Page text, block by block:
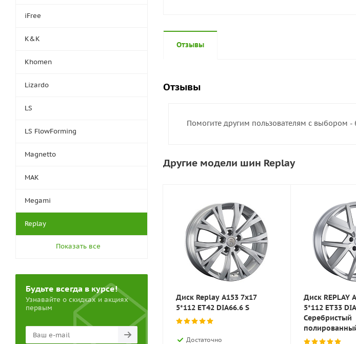
Отзывы
Отзывы
Помогите другим пользователям с выбором
Другие модели шин Replay
Диск Replay A153 7x17
5*112 ET42 DIA66.6 S
Достаточно
Диск REPLAY
5*112 ET33
Серебристый
iFree
K&K
Khomen
Lizardo
LS
LS FlowForming
Magnetto
MAK
Megami
Replay
Показать все
Будьте всегда в курсе!
Узнавайте о скидках и акциях
первым